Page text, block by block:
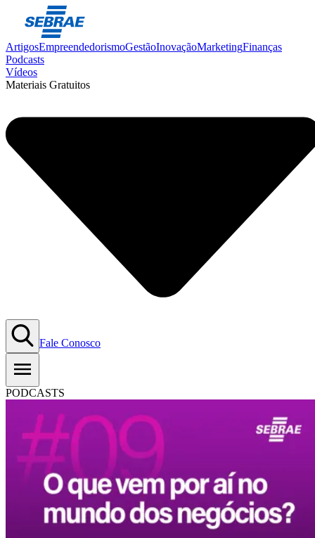
ArtigosEmpreendedorismoGestãoInovaçãoMarketingFinanças
Podcasts
Vídeos
Materiais Gratuitos
Fale Conosco
PODCASTS
#T01EP09: O que vem por aí no
mundo dos negócios? &#8211;
Com Camila Farani
08.12.2020